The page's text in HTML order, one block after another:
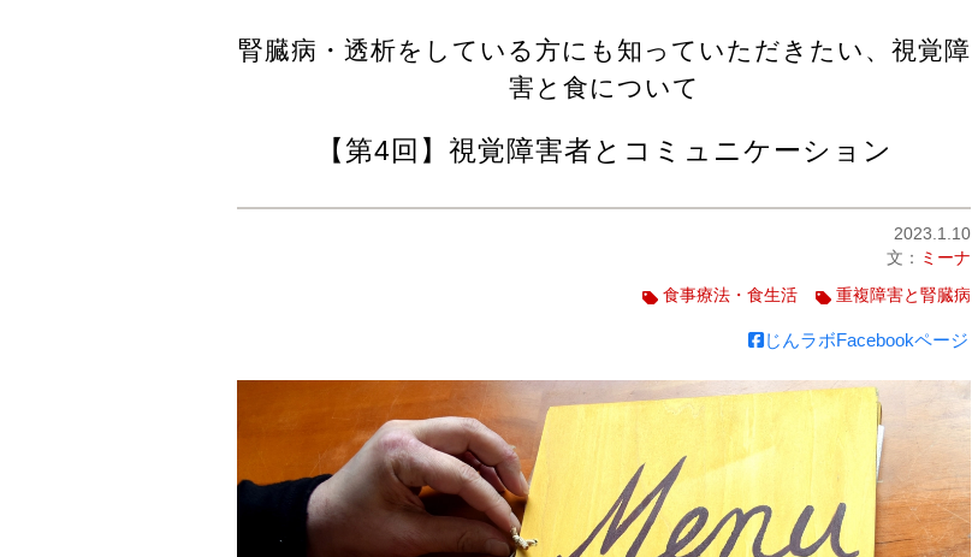
腎臓病・透析をしている方にも知っていただきたい、視覚障
害と食について
【第4回】視覚障害者とコミュニケーション
2023.1.10
文： ミーナ
食事療法・食生活 重複障害と腎臓病
じんラボFacebookページ